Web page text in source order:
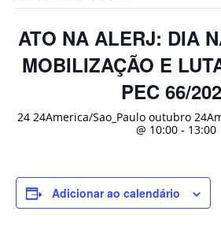
ATO NA ALERJ: DIA
MOBILIZAÇÃO E
PEC 66/
24 24America/Sao_Paulo outubro
@ 10:00 - 13:00
Adicionar ao calendário